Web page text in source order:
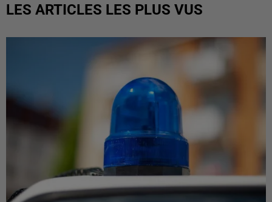
LES ARTICLES LES PLUS VUS